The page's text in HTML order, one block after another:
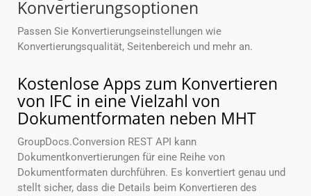
Konvertierungsoptionen
Passen Sie Konvertierungseinstellungen wie
Konvertierungsqualität, Seitenbereich und mehr an.
Kostenlose Apps zum Konvertieren
von IFC in eine Vielzahl von
Dokumentformaten neben MHT
GroupDocs.Conversion REST API kann
Dokumentkonvertierungen für eine Reihe von
Dokumentformaten durchführen. Es konvertiert genau und
stellt sicher, dass die Details beim Konvertieren des